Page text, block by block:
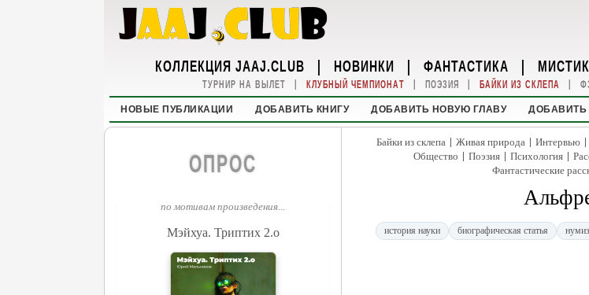
КОЛЛЕКЦИЯ JAAJ.CLUB | НОВИНКИ | ФАНТАСТИКА |
ТУРНИР НА ВЫЛЕТ | КЛУБНЫЙ ЧЕМПИОНАТ | ПОЭЗИЯ | БАЙКИ ИЗ СКЛЕПА |
НОВЫЕ ПУБЛИКАЦИИ ДОБАВИТЬ КНИГУ ДОБАВИТЬ НОВУЮ ГЛАВУ ДОБАВИТЬ
ОПРОС
по мотивам произведения...
Мэйхуа. Триптих 2.o
Байки из склепа | Живая природа | Интервью |
Общество | Поэзия | Психология |
Фантастические
история науки биографическая статья